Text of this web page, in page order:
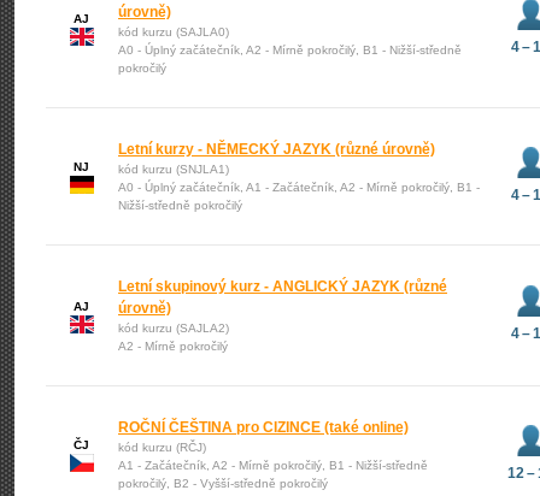
AJ
úrovně)
kód kurzu (SAJLA0)
A0 - Úplný začátečník, A2 - Mírně pokročilý, B1 - Nižší-středně
pokročilý
4 –
NJ
Letní kurzy - NĚMECKÝ JAZYK (různé úrovně)
kód kurzu (SNJLA1)
A0 - Úplný začátečník, A1 - Začátečník, A2 - Mírně pokročilý, B1 -
Nižší-středně pokročilý
4 –
AJ
Letní skupinový kurz - ANGLICKÝ JAZYK (různé
úrovně)
kód kurzu (SAJLA2)
A2 - Mírně pokročilý
4 –
ČJ
ROČNÍ ČEŠTINA pro CIZINCE (také online)
kód kurzu (RČJ)
A1 - Začátečník, A2 - Mírně pokročilý, B1 - Nižší-středně
pokročilý, B2 - Vyšší-středně pokročilý
12 –